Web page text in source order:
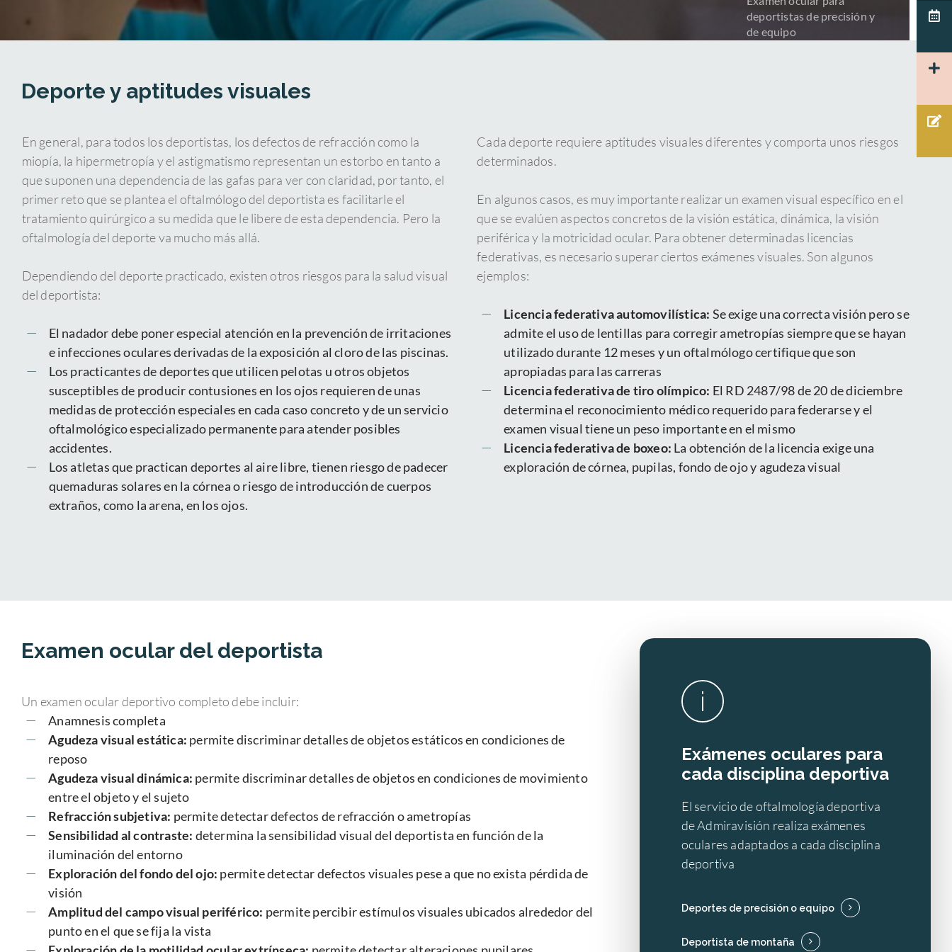
deportistas de precisión y
de equipo
Deporte y aptitudes visuales
En general, para todos los deportistas, los defectos de refracción como la
miopía, la hipermetropía y el astigmatismo representan un estorbo en tanto a
que suponen una dependencia de las gafas para ver con claridad, por tanto, el
primer reto que se plantea el oftalmólogo del deportista es facilitarle el
tratamiento quirúrgico a su medida que le libere de esta dependencia. Pero la
oftalmología del deporte va mucho más allá.
Dependiendo del deporte practicado, existen otros riesgos para la salud visual
del deportista:
El nadador debe poner especial atención en la prevención de irritaciones
e infecciones oculares derivadas de la exposición al cloro de las piscinas.
Los practicantes de deportes que utilicen pelotas u otros objetos
susceptibles de producir contusiones en los ojos requieren de unas
medidas de protección especiales en cada caso concreto y de un servicio
oftalmológico especializado permanente para atender posibles
accidentes.
Los atletas que practican deportes al aire libre, tienen riesgo de padecer
quemaduras solares en la córnea o riesgo de introducción de cuerpos
extraños, como la arena, en los ojos.
Cada deporte requiere aptitudes visuales diferentes y comporta unos riesgos
determinados.
En algunos casos, es muy importante realizar un examen visual específico en el
que se evalúen aspectos concretos de la visión estática, dinámica, la visión
periférica y la motricidad ocular. Para obtener determinadas licencias
federativas, es necesario superar ciertos exámenes visuales. Son algunos
ejemplos:
Licencia federativa automovilística: Se exige una correcta visión pero se
admite el uso de lentillas para corregir ametropías siempre que se hayan
utilizado durante 12 meses y un oftalmólogo certifique que son
apropiadas para las carreras
Licencia federativa de tiro olímpico: El RD 2487/98 de 20 de diciembre
determina el reconocimiento médico requerido para federarse y el
examen visual tiene un peso importante en el mismo
Licencia federativa de boxeo: La obtención de la licencia exige una
exploración de córnea, pupilas, fondo de ojo y agudeza visual
Examen ocular del deportista
Un examen ocular deportivo completo debe incluir:
Anamnesis completa
Agudeza visual estática: permite discriminar detalles de objetos estáticos en condiciones de
reposo
Agudeza visual dinámica: permite discriminar detalles de objetos en condiciones de movimiento
entre el objeto y el sujeto
Refracción subjetiva: permite detectar defectos de refracción o ametropías
Sensibilidad al contraste: determina la sensibilidad visual del deportista en función de la
iluminación del entorno
Exploración del fondo del ojo: permite detectar defectos visuales pese a que no exista pérdida de
visión
Amplitud del campo visual periférico: permite percibir estímulos visuales ubicados alrededor del
punto en el que se fija la vista
Exámenes oculares para
cada disciplina deportiva
El servicio de oftalmología deportiva
de Admiravisión realiza exámenes
oculares adaptados a cada disciplina
deportiva
Deportes de precisión o equipo
Deportista de montaña